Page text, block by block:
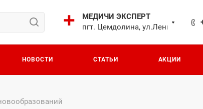
МЕДИЧИ ЭКСПЕРТ
пгт. Цемдолина, ул.Ленина 24
НОВОСТИ СТАТЬИ АКЦИИ